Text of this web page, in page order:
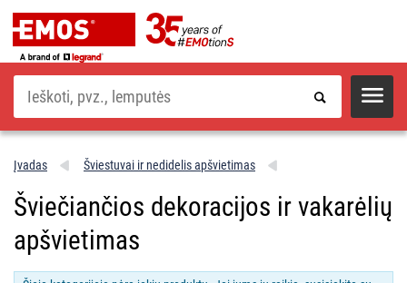
Paieška
Įvadas Šviestuvai ir nedidelis apšvietimas
Šviečiančios dekoracijos ir vakarėlių
apšvietimas